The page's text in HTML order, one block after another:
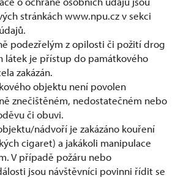
stránkách www.npu.cz v sekci
podezřelým z opilosti či požití drog
látek je přístup do památkového
zakázán.
objektu není povolen
znečištěném, nedostatečném nebo
či obuvi.
nádvoří je zakázáno kouření
cigaret) a jakákoli manipulace
V případě požáru nebo
jsou návštěvníci povinni řídit se